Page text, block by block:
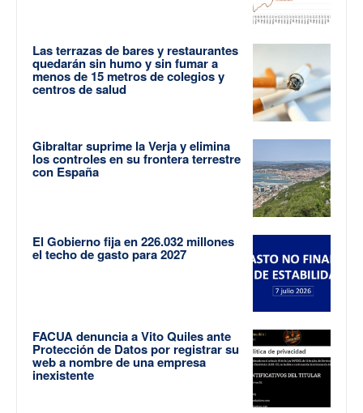
Las terrazas de bares y restaurantes
quedarán sin humo y sin fumar a
menos de 15 metros de colegios y
centros de salud
Gibraltar suprime la Verja y elimina
los controles en su frontera terrestre
con España
El Gobierno fija en 226.032 millones
el techo de gasto para 2027
FACUA denuncia a Vito Quiles ante
Protección de Datos por registrar su
web a nombre de una empresa
inexistente